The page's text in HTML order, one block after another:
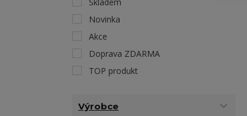
Novinka
Akce
Doprava ZDARMA
TOP produkt
Výrobce